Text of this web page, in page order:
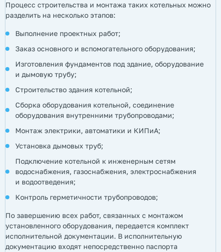
Процесс строительства и монтажа таких котельных можно
разделить на несколько этапов:
Выполнение проектных работ;
Заказ основного и вспомогательного оборудования;
Изготовления фундаментов под здание, оборудование
и дымовую трубу;
Строительство здания котельной;
Сборка оборудования котельной, соединение
оборудования внутренними трубопроводами;
Монтаж электрики, автоматики и КИПиА;
Установка дымовых труб;
Подключение котельной к инженерным сетям
водоснабжения, газоснабжения, электроснабжения
и водоотведения;
Контроль герметичности трубопроводов;
По завершению всех работ, связанных с монтажом
установленного оборудования, передается комплект
исполнительной документации. В исполнительную
документацию входят непосредственно паспорта